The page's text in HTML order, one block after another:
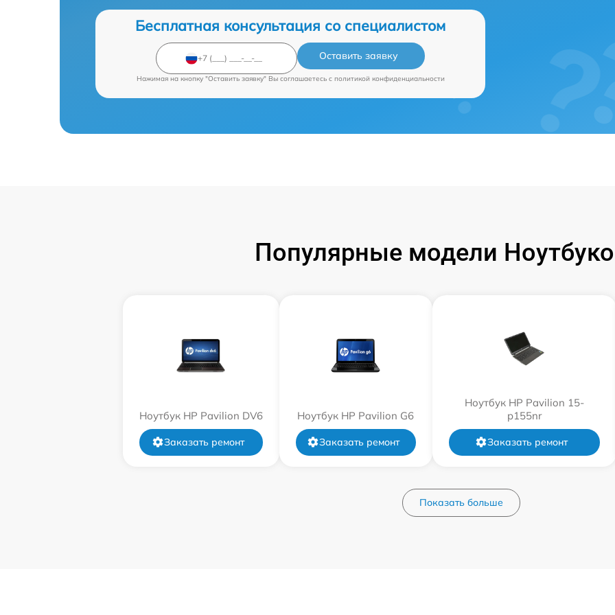
Бесплатная консультация со специалистом
Оставить заявку
Нажимая на кнопку "Оставить заявку" Вы соглашаетесь c политикой конфиденциальности
Популярные модели
Ноутбук HP Pavilion DV6
Заказать ремонт
Ноутбук HP Pavilion G6
Заказать ремонт
Ноутбук HP Pavilion 15-
p155nr
Заказать ремонт
Показать больше